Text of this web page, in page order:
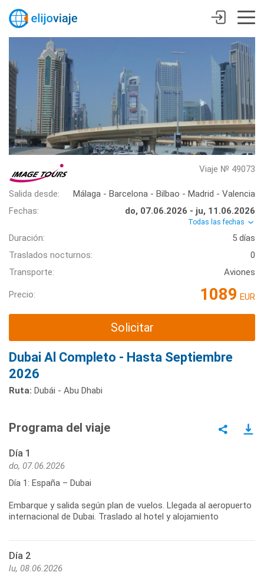
Viaje № 49073
Salida desde:
Málaga - Barcelona - Bilbao - Madrid - Valencia
Fechas:
do, 07.06.2026 - ju, 11.06.2026
Todas las fechas
Duración:
5 días
Traslados nocturnos:
0
Transporte:
Aviones
Precio: 1089 EUR
Solicitar
Dubai Al Completo - Hasta Septiembre
2026
Ruta: Dubái - Abu Dhabi
Programa del viaje
Día 1
do, 07.06.2026
Día 1: España – Dubai
Embarque y salida según plan de vuelos. Llegada al aeropuerto
internacional de Dubai. Traslado al hotel y alojamiento
Día 2
lu, 08.06.2026